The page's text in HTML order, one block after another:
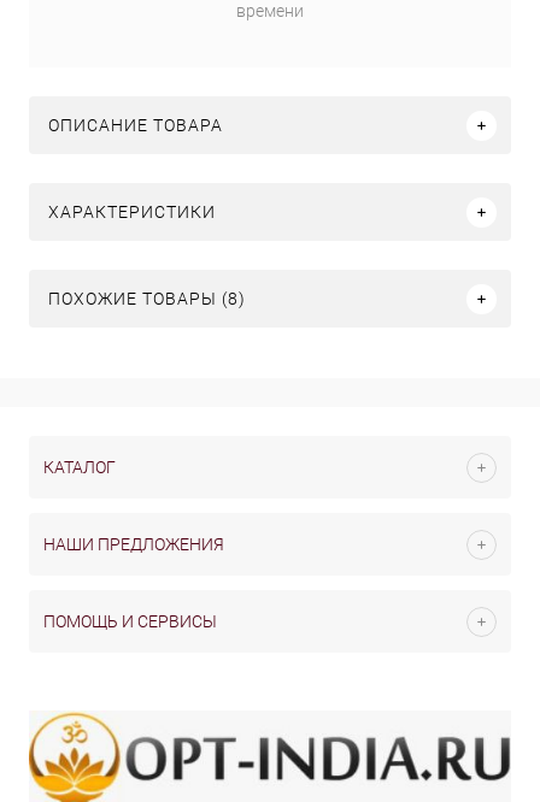
времени
ОПИСАНИЕ ТОВАРА
ХАРАКТЕРИСТИКИ
ПОХОЖИЕ ТОВАРЫ (8)
КАТАЛОГ
НАШИ ПРЕДЛОЖЕНИЯ
ПОМОЩЬ И СЕРВИСЫ